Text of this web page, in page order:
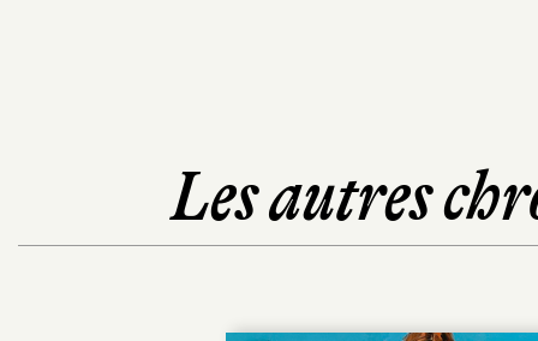
Les autres